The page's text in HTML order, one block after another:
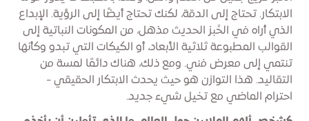
الابتكار. تحتاج إلى الدقة، لكنك تحتاج أيضًا إلى الرؤية. الإبداع
الذي أراه في الخَبز الحديث مذهل، من المكونات النباتية إلى
القوالب المطبوعة ثلاثية الأبعاد، أو الكيكات التي تبدو وكأنها
تنتمي إلى معرض فني. ومع ذلك، هناك دائمًا لمسة من
التقاليد. هذا التوازن هو حيث يحدث الابتكار الحقيقي -
احترام الماضي مع تخيل شيء جديد.